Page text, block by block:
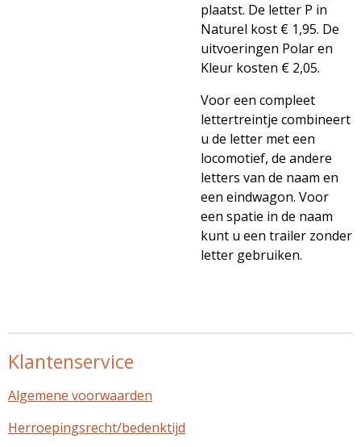
plaatst. De letter P in
Naturel kost € 1,95. De
uitvoeringen Polar en
Kleur kosten € 2,05.
Voor een compleet
lettertreintje combineert
u de letter met een
locomotief, de andere
letters van de naam en
een eindwagon. Voor
een spatie in de naam
kunt u een trailer zonder
letter gebruiken.
Klantenservice
Algemene voorwaarden
Herroepingsrecht/bedenktijd